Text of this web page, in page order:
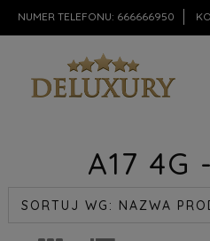
NUMER TELEFONU: 666666950
A17 4G
SORTUJ WG: NAZWA